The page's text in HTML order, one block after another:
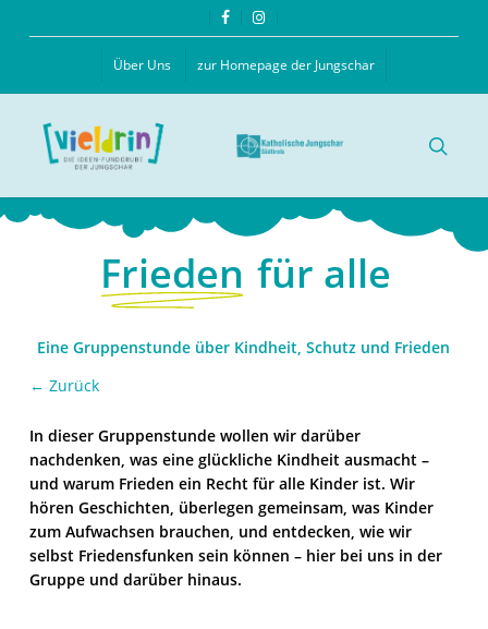
facebookinstagram
Über Uns zur Homepage der Jungschar
Frieden für alle
Eine Gruppenstunde über Kindheit, Schutz und Frieden
← Zurück
In dieser Gruppenstunde wollen wir darüber
nachdenken, was eine glückliche Kindheit ausmacht –
und warum Frieden ein Recht für alle Kinder ist. Wir
hören Geschichten, überlegen gemeinsam, was Kinder
zum Aufwachsen brauchen, und entdecken, wie wir
selbst Friedensfunken sein können – hier bei uns in der
Gruppe und darüber hinaus.